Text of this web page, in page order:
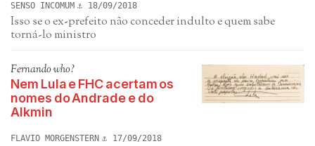
SENSO INCOMUM 18/09/2018
Isso se o ex-prefeito não conceder indulto e quem sabe
torná-lo ministro
Fernando who?
Nem Lula e FHC acertam os
nomes do Andrade e do
Alkmin
FLAVIO MORGENSTERN 17/09/2018